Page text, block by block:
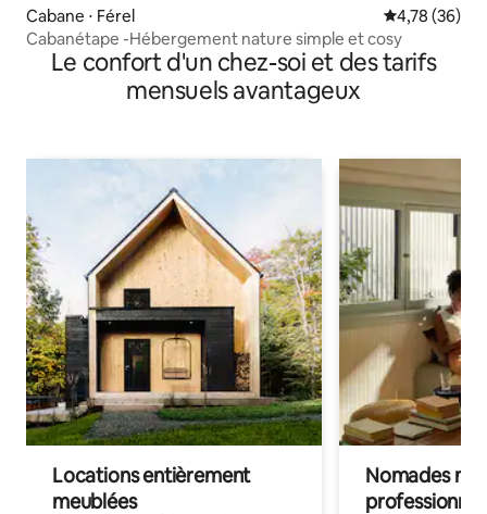
Cabane ⋅ Férel Évaluation
4,78 (36)
Cabanétape -Hébergement nature simple et cosy
Le confort d'un chez-soi et des tarifs
mensuels avantageux
Locations entièrement
meublées
Nomades